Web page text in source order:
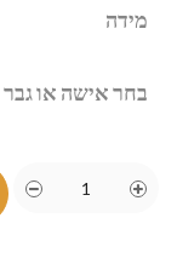
מידה
בחר אישה או גבר